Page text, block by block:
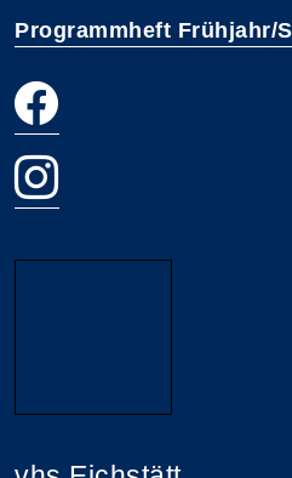
Programmheft Frühjahr/